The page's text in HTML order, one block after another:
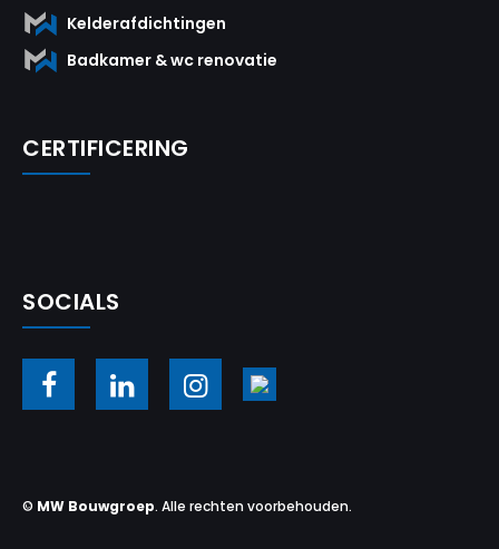
Kelderafdichtingen
Badkamer & wc renovatie
CERTIFICERING
SOCIALS
© MW Bouwgroep. Alle rechten voorbehouden.